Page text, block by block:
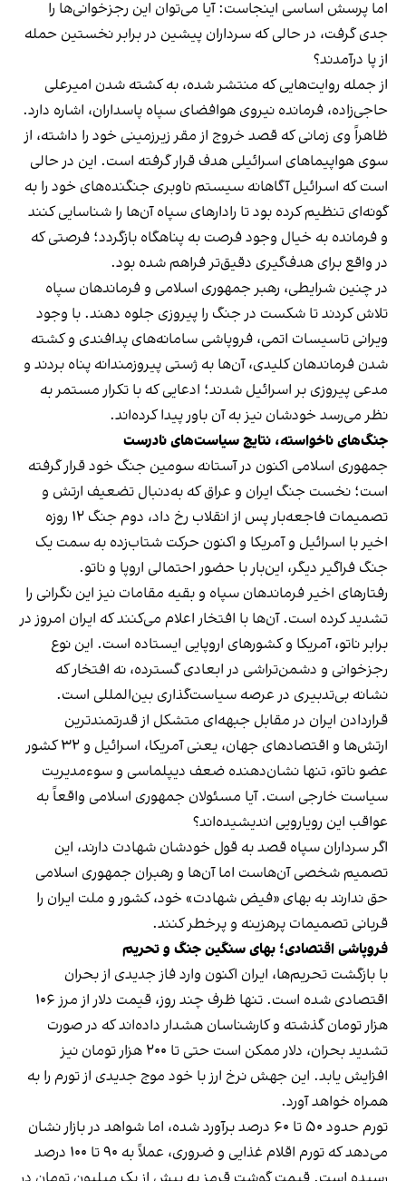
اما پرسش اساسی اینجاست: آیا می‌توان این رجزخوانی‌ها را
جدی گرفت، در حالی که سرداران پیشین در برابر نخستین حمله
از پا درآمدند؟
از جمله روایت‌هایی که منتشر شده، به کشته شدن امیرعلی
حاجی‌زاده، فرمانده نیروی هوافضای سپاه پاسداران، اشاره دارد.
ظاهراً وی زمانی که قصد خروج از مقر زیرزمینی خود را داشته، از
سوی هواپیماهای اسرائیلی هدف قرار گرفته است. این در حالی
است که اسرائیل آگاهانه سیستم ناوبری جنگنده‌های خود را به
گونه‌ای تنظیم کرده بود تا رادارهای سپاه آن‌ها را شناسایی کنند
و فرمانده به خیال وجود فرصت به پناهگاه بازگردد؛ فرصتی که
در واقع برای هدف‌گیری دقیق‌تر فراهم شده بود.
در چنین شرایطی، رهبر جمهوری اسلامی و فرماندهان سپاه
تلاش کردند تا شکست در جنگ را پیروزی جلوه دهند. با وجود
ویرانی تاسیسات اتمی، فروپاشی سامانه‌های پدافندی و کشته
شدن فرماندهان کلیدی، آن‌ها به ژستی پیروزمندانه پناه بردند و
مدعی پیروزی بر اسرائیل شدند؛ ادعایی که با تکرار مستمر به
نظر می‌رسد خودشان نیز به آن باور پیدا کرده‌اند.
جنگ‌های ناخواسته، نتایج سیاست‌های نادرست
جمهوری اسلامی اکنون در آستانه سومین جنگ خود قرار گرفته
است؛ نخست جنگ ایران و عراق که به‌دنبال تضعیف ارتش و
تصمیمات فاجعه‌بار پس از انقلاب رخ داد، دوم جنگ ۱۲ روزه
اخیر با اسرائیل و آمریکا و اکنون حرکت شتاب‌زده به سمت یک
جنگ فراگیر دیگر، این‌بار با حضور احتمالی اروپا و ناتو.
رفتارهای اخیر فرماندهان سپاه و بقیه مقامات نیز این نگرانی را
تشدید کرده است. آن‌ها با افتخار اعلام می‌کنند که ایران امروز در
برابر ناتو، آمریکا و کشورهای اروپایی ایستاده است. این نوع
رجزخوانی و دشمن‌تراشی در ابعادی گسترده، نه افتخار که
نشانه‌ بی‌تدبیری در عرصه سیاست‌گذاری بین‌المللی است.
قراردادن ایران در مقابل جبهه‌ای متشکل از قدرتمندترین
ارتش‌ها و اقتصادهای جهان، یعنی آمریکا، اسرائیل و ۳۲ کشور
عضو ناتو، تنها نشان‌دهنده ضعف دیپلماسی و سوءمدیریت
سیاست خارجی است. آیا مسئولان جمهوری اسلامی واقعاً به
عواقب این رویارویی اندیشیده‌اند؟
اگر سرداران سپاه قصد به قول خودشان شهادت دارند، این
تصمیم شخصی آن‌هاست اما آن‌ها و رهبران جمهوری اسلامی
حق ندارند به بهای «فیض شهادت» خود، کشور و ملت ایران را
قربانی تصمیمات پرهزینه و پرخطر کنند.
فروپاشی اقتصادی؛ بهای سنگین جنگ و تحریم
با بازگشت تحریم‌ها، ایران اکنون وارد فاز جدیدی از بحران
اقتصادی شده است. تنها ظرف چند روز، قیمت دلار از مرز ۱۰۶
هزار تومان گذشته و کارشناسان هشدار داده‌اند که در صورت
تشدید بحران، دلار ممکن است حتی تا ۲۰۰ هزار تومان نیز
افزایش یابد. این جهش نرخ ارز با خود موج جدیدی از تورم را به
همراه خواهد آورد.
تورم حدود ۵۰ تا ۶۰ درصد برآورد شده، اما شواهد در بازار نشان
می‌دهد که تورم اقلام غذایی و ضروری، عملاً به ۹۰ تا ۱۰۰ درصد